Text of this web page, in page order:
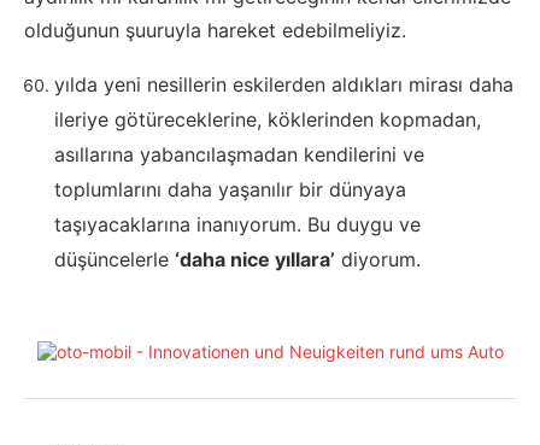
olduğunun şuuruyla hareket edebilmeliyiz.
yılda yeni nesillerin eskilerden aldıkları mirası daha
ileriye götüreceklerine, köklerinden kopmadan,
asıllarına yabancılaşmadan kendilerini ve
toplumlarını daha yaşanılır bir dünyaya
taşıyacaklarına inanıyorum. Bu duygu ve
düşüncelerle ‘daha nice yıllara’ diyorum.